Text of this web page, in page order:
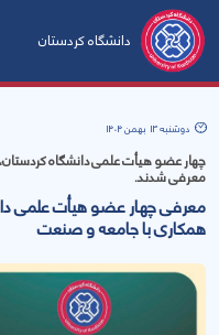
دانشگاه کردستان
دوشنبه 13 بهمن 1404
معرفی شدند.
معرفی چهار عضو هیأت علمی
همکاری با جامعه و صنعت